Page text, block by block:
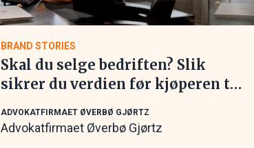
BRAND STORIES
Skal du selge bedriften? Slik
sikrer du verdien før kjøperen tar
ADVOKATFIRMAET ØVERBØ GJØRTZ
Advokatfirmaet Øverbø Gjørtz